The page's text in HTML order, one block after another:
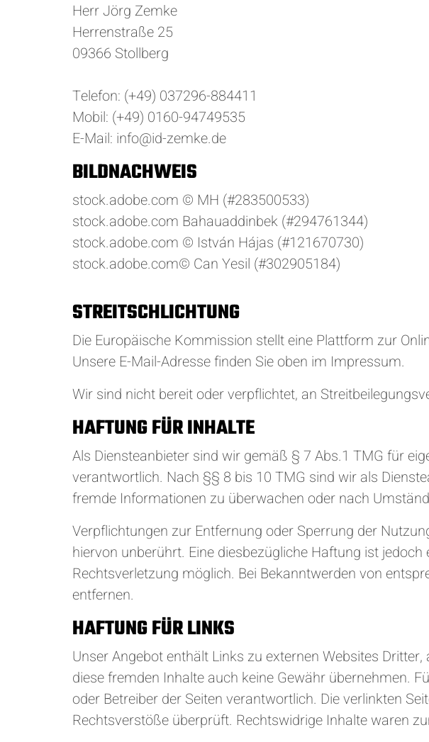
Herr Jörg Zemke
Herrenstraße 25
09366 Stollberg
Telefon: (+49) 037296-884411
Mobil: (+49) 0160-94749535
E-Mail: info@id-zemke.de
BILDNACHWEIS
stock.adobe.com © MH (#283500533)
stock.adobe.com Bahauaddinbek (#294761344)
stock.adobe.com © István Hájas (#121670730)
stock.adobe.com© Can Yesil (#302905184)
STREITSCHLICHTUNG
Die Europäische Kommission stellt eine Plattform zur
Unsere E-Mail-Adresse finden Sie oben im Impressum.
Wir sind nicht bereit oder verpflichtet, an
HAFTUNG FÜR INHALTE
Als Diensteanbieter sind wir gemäß § 7 Abs.1 TMG für
verantwortlich. Nach §§ 8 bis 10 TMG sind wir als
fremde Informationen zu überwachen oder nach
Verpflichtungen zur Entfernung oder Sperrung der
hiervon unberührt. Eine diesbezügliche Haftung ist
Rechtsverletzung möglich. Bei Bekanntwerden von
entfernen.
HAFTUNG FÜR LINKS
Unser Angebot enthält Links zu externen Websites
diese fremden Inhalte auch keine Gewähr übernehmen.
oder Betreiber der Seiten verantwortlich. Die verlinkten
Rechtsverstöße überprüft. Rechtswidrige Inhalte waren